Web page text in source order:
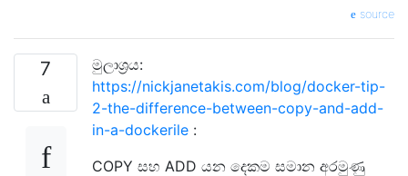
source
7
මුලාශ්‍රය:
https://nickjanetakis.com/blog/docker-tip-
2-the-difference-between-copy-and-add-
in-a-dockerile :
COPY සහ ADD යන දෙකම සමාන අරමුණු